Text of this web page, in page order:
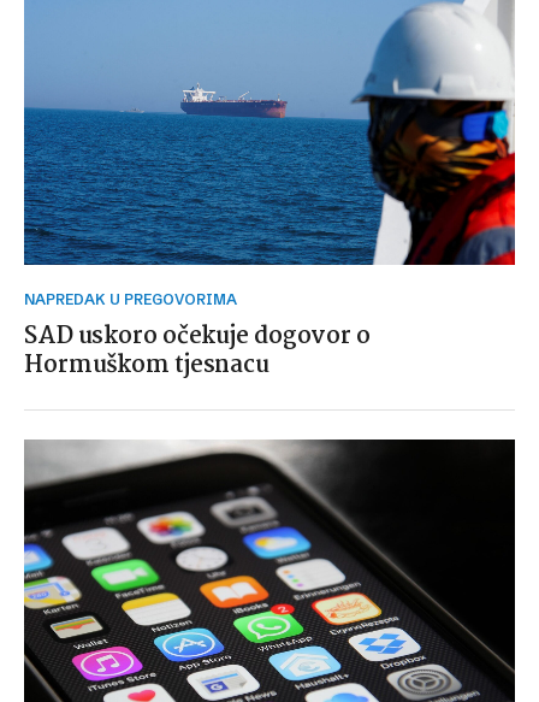
NAPREDAK U PREGOVORIMA
SAD uskoro očekuje dogovor o
Hormuškom tjesnacu